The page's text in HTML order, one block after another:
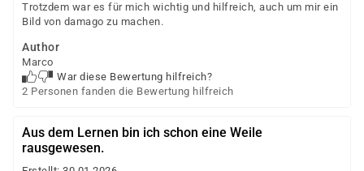
Pro und Contra für persönliche Interessen und
Stärken
die Berufe „Fachinformatiker“ in der Praxis
Kompetenzfeststellung:
persönliches Gespräch zum Thema Umschulung,
Ermittlung von möglichen Berufen, Selbst- und
Trotzdem war es für mich wichtig und hilfreich, auch um mir ein
Bild von damago zu machen.
Author
Marco
War diese Bewertung hilfreich?
2 Personen fanden die Bewertung hilfreich
Aus dem Lernen bin ich schon eine Weile
rausgewesen.